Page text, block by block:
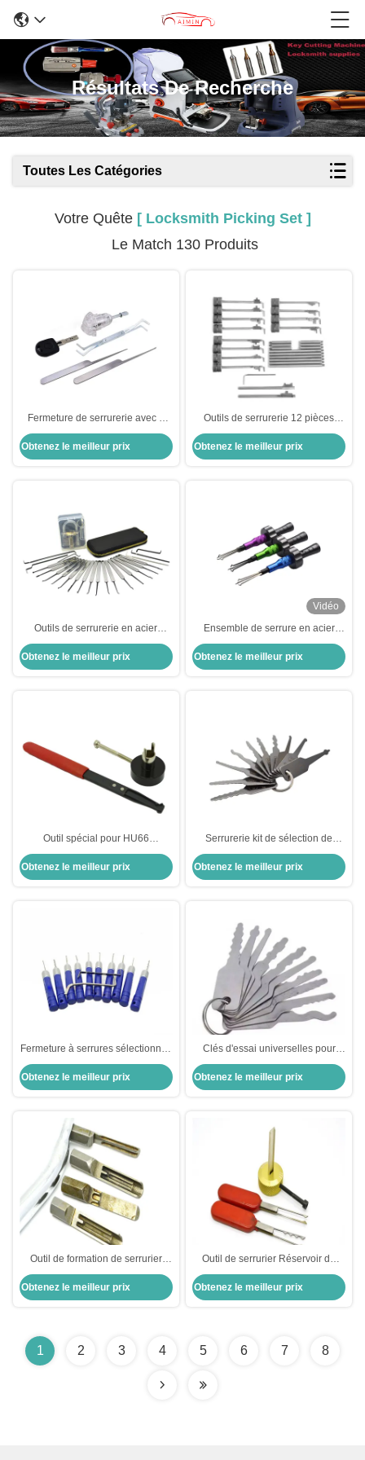
Résultats De Recherche
Toutes Les Catégories
Votre Quête [ Locksmith Picking Set ]
Le Match 130 Produits
Fermeture de serrurerie avec 3
serruriers
Obtenez le meilleur prix
Outils de serrurerie 12 pièces
Outils de serrurerie pour coffres-
forts
Obtenez le meilleur prix
Outils de serrurerie en acier
inoxydable 22 pièces ensemble
de serrure automatique avec
verrou pratique transparent
Obtenez le meilleur prix
Vidéo
Ensemble de serrure en acier
inoxydable pour outil de serrurier
civil Le nouvel outil de
verrouillage croisé à ouverture
Obtenez le meilleur prix
Outil spécial pour HU66
Encastrement à rainure interne
Serrurier outil Serrure ouvreur
Serrure sélectionner
Obtenez le meilleur prix
Serrurerie kit de sélection de
serrures Serrurerie sélection de
serrures ensemble de sélection
de serrures KLOM avec numéro
Obtenez le meilleur prix
Fermeture à serrures sélectionnez
ensemble 12 en un ensemble de
sélectionnement outils d'ouverture
de serrure
Obtenez le meilleur prix
Clés d'essai universelles pour
serrurier serrure personnalisée
sélectionner ensemble d'outils de
sélection de serrure 10 Les deux
Obtenez le meilleur prix
Outil de formation de serrurier
outil de verrouillage rapide de
Baodean outils de verrouillage
4pcs sélection de serrure
Obtenez le meilleur prix
Outil de serrurier Réservoir de
serrure en acier inoxydable pour
la troisième VW
Obtenez le meilleur prix
1 2 3 4 5 6 7 8